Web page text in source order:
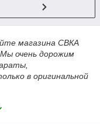
магазина СВКА
очень дорожим
в оригинальной
достойный